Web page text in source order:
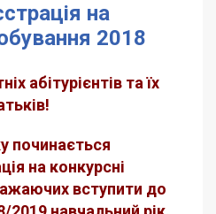
на
2018
абітурієнтів та їх
починається
на конкурсні
вступити до